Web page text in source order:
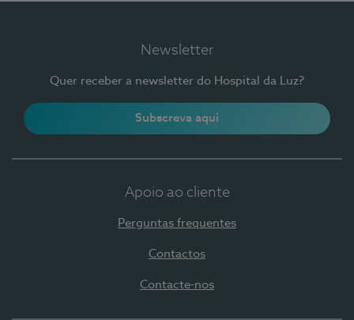
Newsletter
Quer receber a newsletter do Hospital da Luz?
Subscreva aqui
Apoio ao cliente
Perguntas frequentes
Contactos
Contacte-nos